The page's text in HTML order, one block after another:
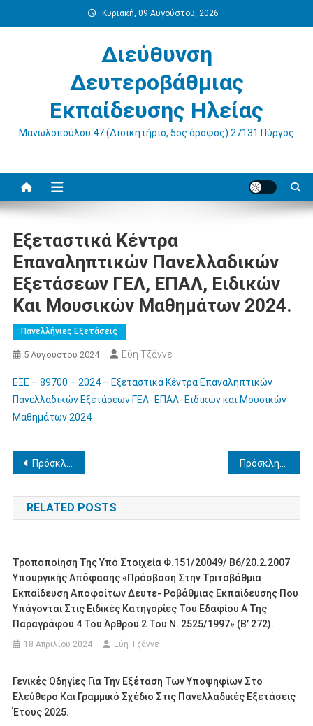
στο
Κυριακή, 09 Αυγούστου, 2026
Διεύθυνση
Δευτεροβάθμιας
Εκπαίδευσης Ηλείας
Μανωλοπούλου 47 (Διοικητήριο, 5ος όροφος) 27131 Πύργος
Εξεταστικά Κέντρα
Επαναληπτικών Πανελλαδικών
Εξετάσεων ΓΕΛ, ΕΠΑΛ, Ειδικών
Και Μουσικών Μαθημάτων 2024.
Πανελλήνιες Εξετάσεις
5 Αυγούστου 2024 Εύη Τζάννε
ΕΞΕ – 89700 – 2024 – Εξεταστικά Κέντρα Επαναληπτικών
Πανελλαδικών Εξετάσεων ΓΕΛ- ΕΠΑΛ- Ειδικών και Μουσικών
Μαθημάτων 2024
Πλοήγηση
άρθρων
Πρόσκληση μόνιμων διορισμών εκπαιδευτικών
RELATED POSTS
Τροποποίηση Της Υπό Στοιχεία Φ.151/20049/ Β6/20.2.2007
Υπουργικής Απόφασης «Πρόσβαση Στην Τριτοβάθμια
Εκπαίδευση Αποφοίτων Δευτε- Ροβάθμιας Εκπαίδευσης Που
Υπάγονται Στις Ειδικές Κατηγορίες Του Εδαφίου Α Της
Παραγράφου 4 Του Άρθρου 2 Του Ν. 2525/1997» (Β’ 272).
18 Απριλίου 2024 Εύη Τζάννε
Γενικές Οδηγίες Για Την Εξέταση Των Υποψηφίων Στο
Ελεύθερο Και Γραμμικό Σχέδιο Στις Πανελλαδικές Εξετάσεις
Έτους 2025.